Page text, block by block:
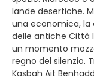
lande desertiche.
una economica,
delle antiche Città
un momento
regno del silenzio.
Kasbah Ait